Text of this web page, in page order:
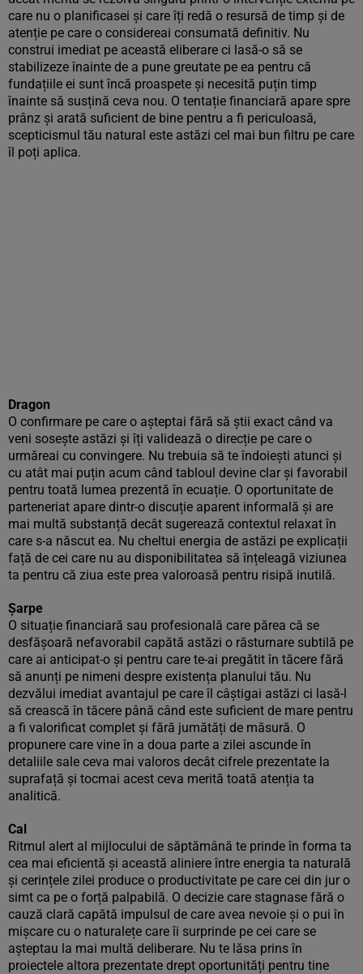
care nu o planificasei și care îți redă o resursă de timp și de
atenție pe care o considereai consumată definitiv. Nu
construi imediat pe această eliberare ci lasă-o să se
stabilizeze înainte de a pune greutate pe ea pentru că
fundațiile ei sunt încă proaspete și necesită puțin timp
înainte să susțină ceva nou. O tentație financiară apare spre
prânz și arată suficient de bine pentru a fi periculoasă,
scepticismul tău natural este astăzi cel mai bun filtru pe care
îl poți aplica.
Dragon
O confirmare pe care o așteptai fără să știi exact când va
veni sosește astăzi și îți validează o direcție pe care o
urmăreai cu convingere. Nu trebuia să te îndoiești atunci și
cu atât mai puțin acum când tabloul devine clar și favorabil
pentru toată lumea prezentă în ecuație. O oportunitate de
parteneriat apare dintr-o discuție aparent informală și are
mai multă substanță decât sugerează contextul relaxat în
care s-a născut ea. Nu cheltui energia de astăzi pe explicații
față de cei care nu au disponibilitatea să înțeleagă viziunea
ta pentru că ziua este prea valoroasă pentru risipă inutilă.
Șarpe
O situație financiară sau profesională care părea că se
desfășoară nefavorabil capătă astăzi o răsturnare subtilă pe
care ai anticipat-o și pentru care te-ai pregătit în tăcere fără
să anunți pe nimeni despre existența planului tău. Nu
dezvălui imediat avantajul pe care îl câștigai astăzi ci lasă-l
să crească în tăcere până când este suficient de mare pentru
a fi valorificat complet și fără jumătăți de măsură. O
propunere care vine în a doua parte a zilei ascunde în
detaliile sale ceva mai valoros decât cifrele prezentate la
suprafață și tocmai acest ceva merită toată atenția ta
analitică.
Cal
Ritmul alert al mijlocului de săptămână te prinde în forma ta
cea mai eficientă și această aliniere între energia ta naturală
și cerințele zilei produce o productivitate pe care cei din jur o
simt ca pe o forță palpabilă. O decizie care stagnase fără o
cauză clară capătă impulsul de care avea nevoie și o pui în
mișcare cu o naturalețe care îi surprinde pe cei care se
așteptau la mai multă deliberare. Nu te lăsa prins în
proiectele altora prezentate drept oportunități pentru tine